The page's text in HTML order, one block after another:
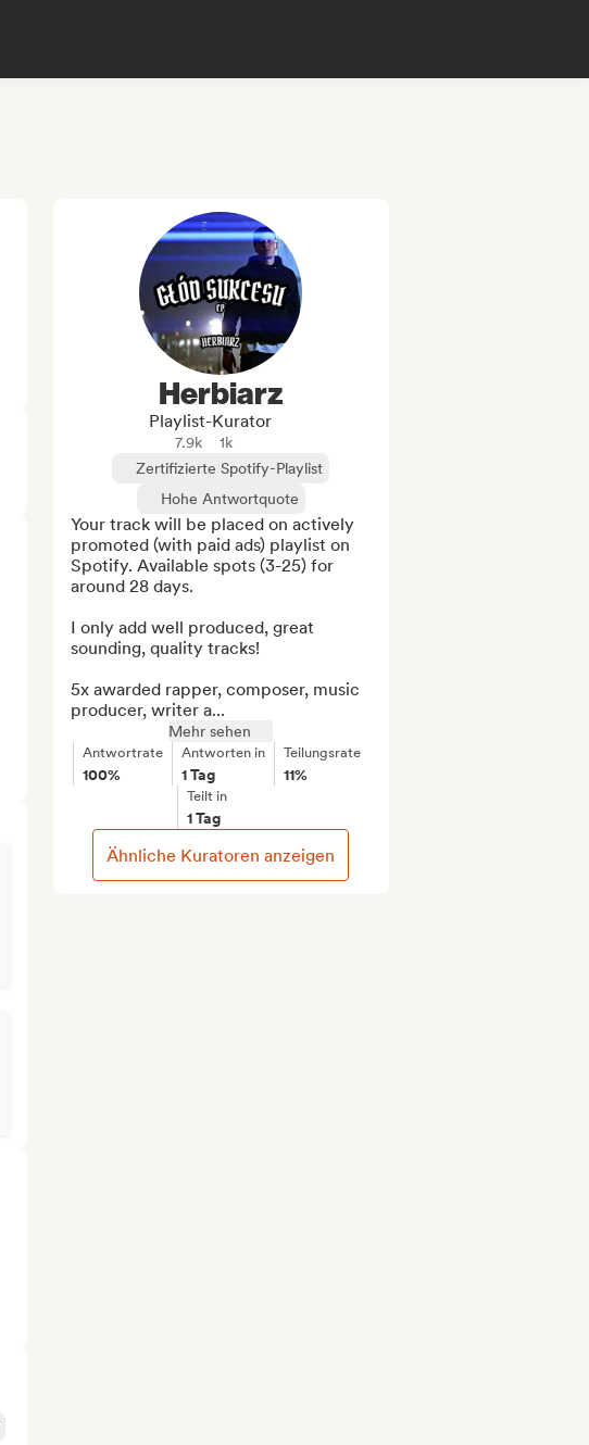
Herbiarz
Playlist-Kurator
7.9k
1k
Zertifizierte Spotify-Playlist
Hohe Antwortquote
Your track will be placed on actively
promoted (with paid ads) playlist on
Spotify. Available spots (3-25) for
around 28 days.
I only add well produced, great
sounding, quality tracks!
5x awarded rapper, composer, music
producer, writer a...
Mehr sehen
Antwortrate
100%
Antworten in
1 Tag
Teilungsrate
11%
Teilt in
1 Tag
Ähnliche Kuratoren anzeigen